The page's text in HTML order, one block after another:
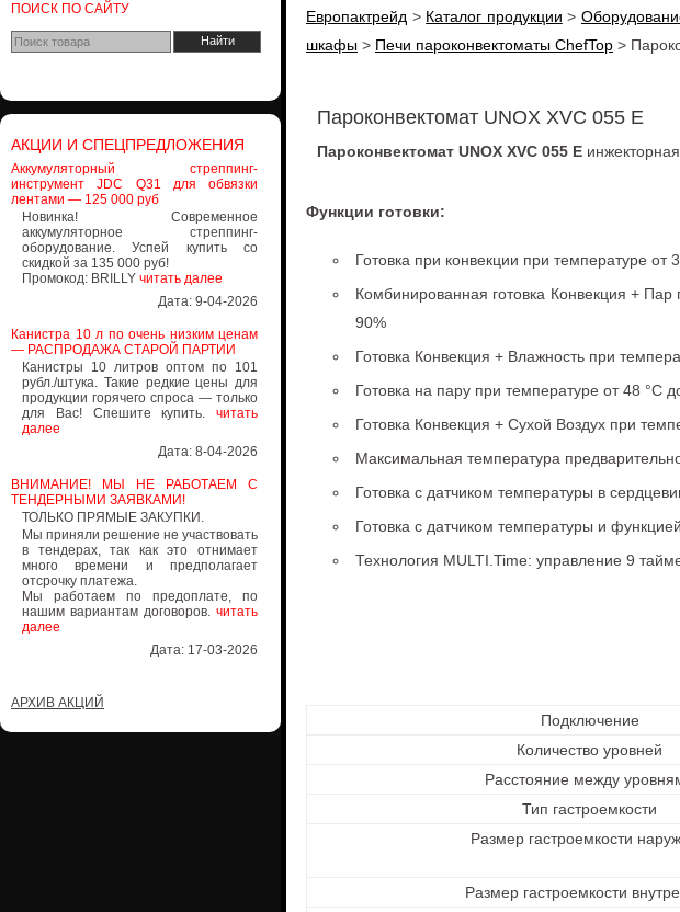
ПОИСК ПО САЙТУ
АКЦИИ И СПЕЦПРЕДЛОЖЕНИЯ
Аккумуляторный стреппинг-
инструмент JDC Q31 для обвязки
лентами — 125 000 руб
Новинка! Современное
аккумуляторное стреппинг-
оборудование. Успей купить со
скидкой за 135 000 руб!
Промокод: BRILLY читать далее
Дата: 9-04-2026
Канистра 10 л по очень низким ценам
— РАСПРОДАЖА СТАРОЙ ПАРТИИ
Канистры 10 литров оптом по 101
рубл./штука. Такие редкие цены для
продукции горячего спроса — только
для Вас! Спешите купить. читать
далее
Дата: 8-04-2026
ВНИМАНИЕ! МЫ НЕ РАБОТАЕМ С
ТЕНДЕРНЫМИ ЗАЯВКАМИ!
ТОЛЬКО ПРЯМЫЕ ЗАКУПКИ.
Мы приняли решение не участвовать
в тендерах, так как это отнимает
много времени и предполагает
отсрочку платежа.
Мы работаем по предоплате, по
нашим вариантам договоров. читать
далее
Дата: 17-03-2026
АРХИВ АКЦИЙ
Европактрейд > Каталог продукции >
шкафы > Печи пароконвектоматы ChefTop >
Пароконвектомат UNOX XVC 055 E
Пароконвектомат UNOX XVC 055 E
Функции готовки:
Готовка при конвекции при температуре от
Комбинированная готовка Конвекция +
90%
Готовка Конвекция + Влажность при
Готовка на пару при температуре от 48 °C
Готовка Конвекция + Сухой Воздух при
Максимальная температура
Готовка с датчиком температуры в
Готовка с датчиком температуры и
Технология MULTI.Time: управление 9
Подключение
Количество уровней
Расстояние между
Тип гастроемкости
Размер гастроемкости
Размер гастроемкости